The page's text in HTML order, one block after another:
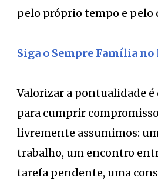
pelo próprio tempo e pelo
Siga o Sempre Família
Valorizar a pontualidade
para cumprir
livremente assumimos:
trabalho, um encontro
tarefa pendente, uma